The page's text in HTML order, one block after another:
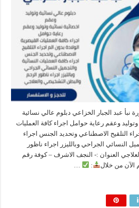
نبأ عبد الجبار الخزاعي دبلوم عالي نسائية
وعقم رعاية حوامل اجراء كافة العمليات
التلقيح الاصطناعي وتحديد الجنس اجراء
النسائي الجراحي وبالليزر اجراء ناظور
العنوان :- النجف الاشرف – كوفة رقم
:
…